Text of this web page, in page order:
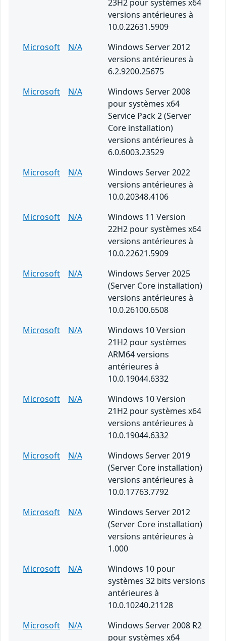
23H2 pour systèmes x64
versions antérieures à
10.0.22631.5909
Microsoft
N/A
Windows Server 2012
versions antérieures à
6.2.9200.25675
Microsoft
N/A
Windows Server 2008
pour systèmes x64
Service Pack 2 (Server
Core installation)
versions antérieures à
6.0.6003.23529
Microsoft
N/A
Windows Server 2022
versions antérieures à
10.0.20348.4106
Microsoft
N/A
Windows 11 Version
22H2 pour systèmes x64
versions antérieures à
10.0.22621.5909
Microsoft
N/A
Windows Server 2025
(Server Core installation)
versions antérieures à
10.0.26100.6508
Microsoft
N/A
Windows 10 Version
21H2 pour systèmes
ARM64 versions
antérieures à
10.0.19044.6332
Microsoft
N/A
Windows 10 Version
21H2 pour systèmes x64
versions antérieures à
10.0.19044.6332
Microsoft
N/A
Windows Server 2019
(Server Core installation)
versions antérieures à
10.0.17763.7792
Microsoft
N/A
Windows Server 2012
(Server Core installation)
versions antérieures à
1.000
Microsoft
N/A
Windows 10 pour
systèmes 32 bits versions
antérieures à
10.0.10240.21128
Microsoft
N/A
Windows Server 2008 R2
pour systèmes x64